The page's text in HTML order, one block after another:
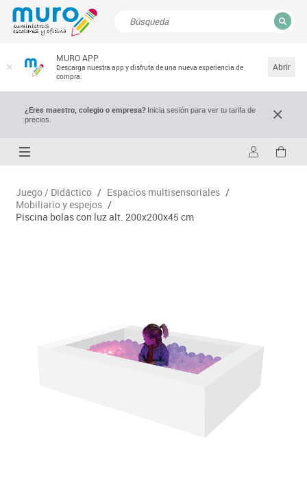
MURO APP
Descarga nuestra app y disfruta de una nueva experiencia de
compra.
Abrir
¿Eres maestro, colegio o empresa?Inicia sesión para ver tu tarifa de
precios.
Juego / Didáctico / Espacios multisensoriales /
Mobiliario y espejos /
Piscina bolas con luz alt. 200x200x45 cm